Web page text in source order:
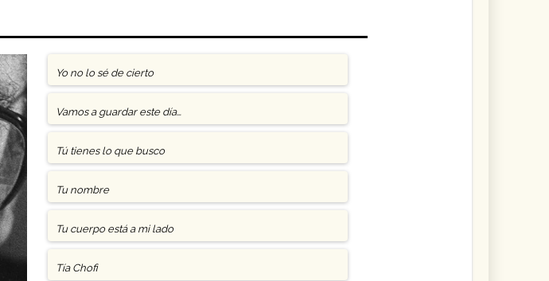
Yo no lo sé de cierto
Vamos a guardar este día…
Tú tienes lo que busco
Tu nombre
Tu cuerpo está a mi lado
Tía Chofi